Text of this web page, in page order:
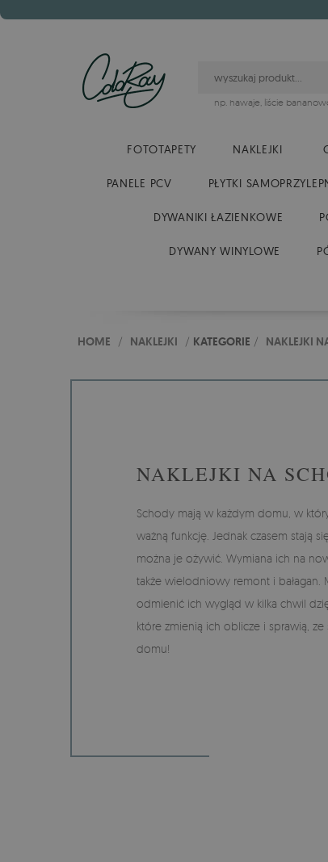
np. hawaje, liście
FOTOTAPETY NAKLEJKI
PANELE PCV PŁYTKI
DYWANIKI ŁAZIENKOWE
DYWANY WINYLOWE
HOME / NAKLEJKI / KATEGORIE / NAKLEJKI
NAKLEJKI NA
Schody mają w każdym domu, w
ważną funkcję. Jednak czasem stają
można je ożywić. Wymiana ich na
także wielodniowy remont i bałagan.
odmienić ich wygląd w kilka chwil
które zmienią ich oblicze i sprawią,
domu!